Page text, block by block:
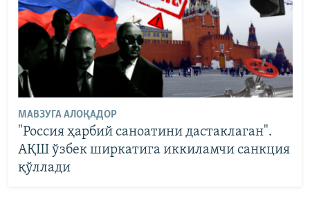
МАВЗУГА АЛОҚАДОР
"Россия ҳарбий саноатини дастаклаган".
АҚШ ўзбек ширкатига иккиламчи санкция
қўллади